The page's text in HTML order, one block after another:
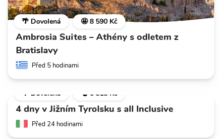
🌴 Dovolená 🤩 8 590 Kč
Ambrosia Suites – Athény s odletem z
Bratislavy
Před 5 hodinami
🌴 Dovolená 💣 6 318 Kč
4 dny v Jižním Tyrolsku s all Inclusive
Před 24 hodinami